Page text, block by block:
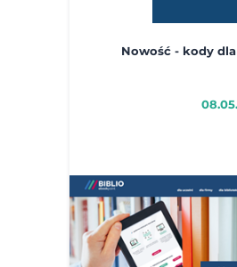
Nowość - kody